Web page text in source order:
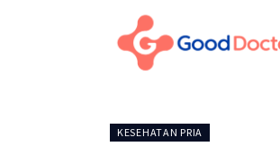
KESEHATAN PRIA